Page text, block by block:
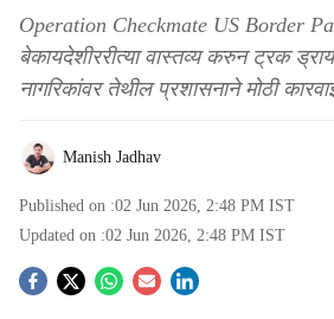
Operation Checkmate US Border
बेकायदेशीररीत्या वास्तव्य करुन ट्रक
नागरिकांवर तेथील प्रशासनाने मोठी
Manish Jadhav
Published on :02 Jun 2026, 2:48 PM IST
Updated on :02 Jun 2026, 2:48 PM IST
S